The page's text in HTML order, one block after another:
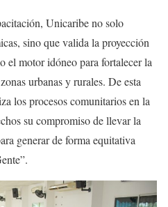
Unicaribe no solo
sino que valida la proyección
el motor idóneo para fortalecer la
urbanas y rurales. De esta
los procesos comunitarios en la
su compromiso de llevar la
generar de forma equitativa